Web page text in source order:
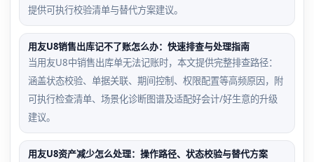
提供可执行校验清单与替代方案建议。
用友U8销售出库记不了账怎么办：快速排查与处理指南
当用友U8中销售出库单无法记账时，本文提供完整排查路径：
涵盖状态校验、单据关联、期间控制、权限配置等高频原因，附
可执行检查清单、场景化诊断图谱及适配好会计/好生意的升级
建议。
用友U8资产减少怎么处理：操作路径、状态校验与替代方案